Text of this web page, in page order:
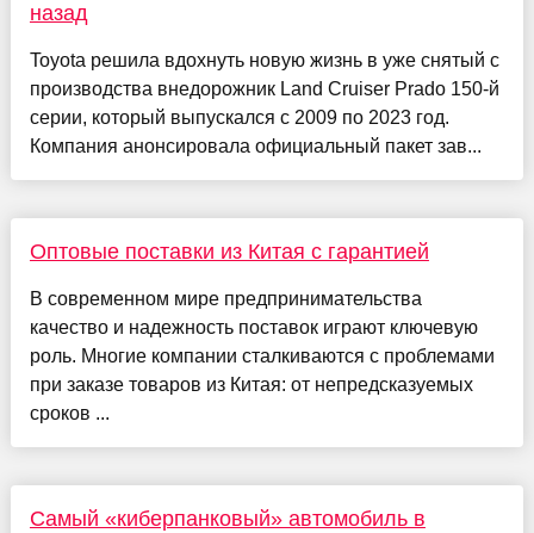
назад
Toyota решила вдохнуть новую жизнь в уже снятый с
производства внедорожник Land Cruiser Prado 150-й
серии, который выпускался с 2009 по 2023 год.
Компания анонсировала официальный пакет зав...
Оптовые поставки из Китая с гарантией
В современном мире предпринимательства
качество и надежность поставок играют ключевую
роль. Многие компании сталкиваются с проблемами
при заказе товаров из Китая: от непредсказуемых
сроков ...
Самый «киберпанковый» автомобиль в